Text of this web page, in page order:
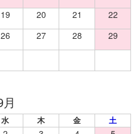
19 20 21
22
26 27 28
29
水 木 金 土